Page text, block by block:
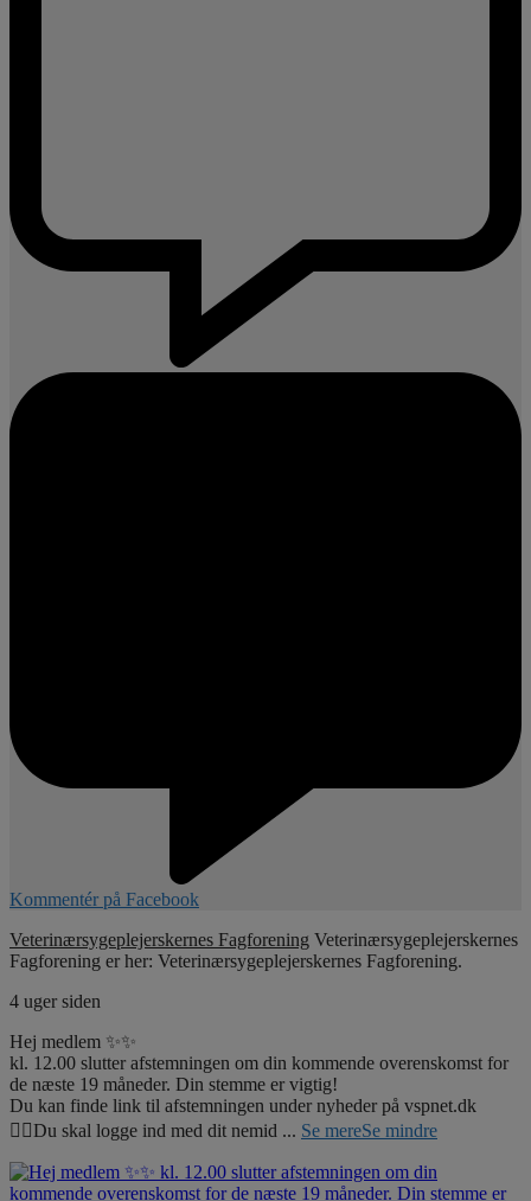
Kommentér på Facebook
Veterinærsygeplejerskernes Fagforening Veterinærsygeplejerskernes
Fagforening er her: Veterinærsygeplejerskernes Fagforening.
4 uger siden
Hej medlem ✨✨
kl. 12.00 slutter afstemningen om din kommende overenskomst for
de næste 19 måneder. Din stemme er vigtig!
Du kan finde link til afstemningen under nyheder på vspnet.dk
☝🏼Du skal logge ind med dit nemid ... Se mereSe mindre